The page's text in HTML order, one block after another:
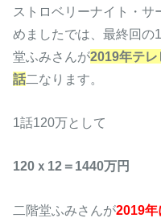
ストロベリーナイト・サ
めましたでは、最終回の
堂ふみさんが2019年テ
話二なります。
1話120万として
120ｘ12＝1440万円
二階堂ふみさんが2019年